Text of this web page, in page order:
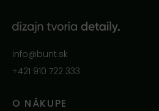
info@bunt.sk
+421 910 722 333
O NÁKUPE